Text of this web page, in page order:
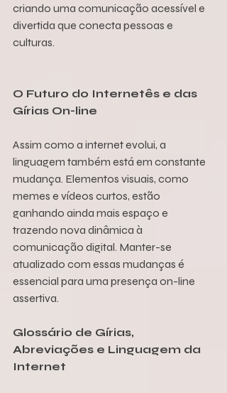
criando uma comunicação acessível e
divertida que conecta pessoas e
culturas.
O Futuro do Internetês e das
Gírias On-line
Assim como a internet evolui, a
linguagem também está em constante
mudança. Elementos visuais, como
memes e vídeos curtos, estão
ganhando ainda mais espaço e
trazendo nova dinâmica à
comunicação digital. Manter-se
atualizado com essas mudanças é
essencial para uma presença on-line
assertiva.
Glossário de Gírias,
Abreviações e Linguagem da
Internet